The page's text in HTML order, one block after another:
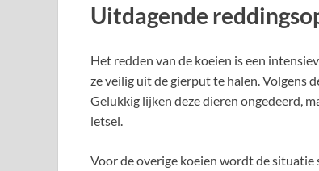
Uitdagende
Het redden van de koeien is een
ze veilig uit de gierput te halen. Volgens
Gelukkig lijken deze dieren ongedeerd,
letsel.
Voor de overige koeien wordt de